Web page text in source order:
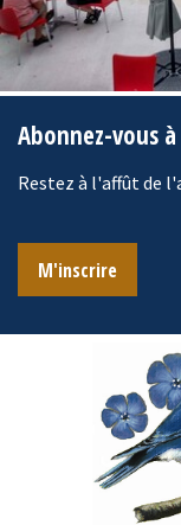
Abonnez-vous
Restez à l'affût de
M'inscrire